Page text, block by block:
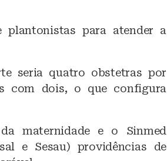
para atender a
seria quatro obstetras por
com dois, o que configura
maternidade e o Sinmed
e Sesau) providências de